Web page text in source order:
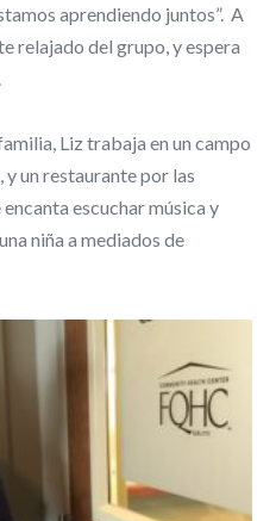
aprendiendo juntos”. A
relajado del grupo, y espera
Liz trabaja en un campo
un restaurante por las
escuchar música y
niña a mediados de